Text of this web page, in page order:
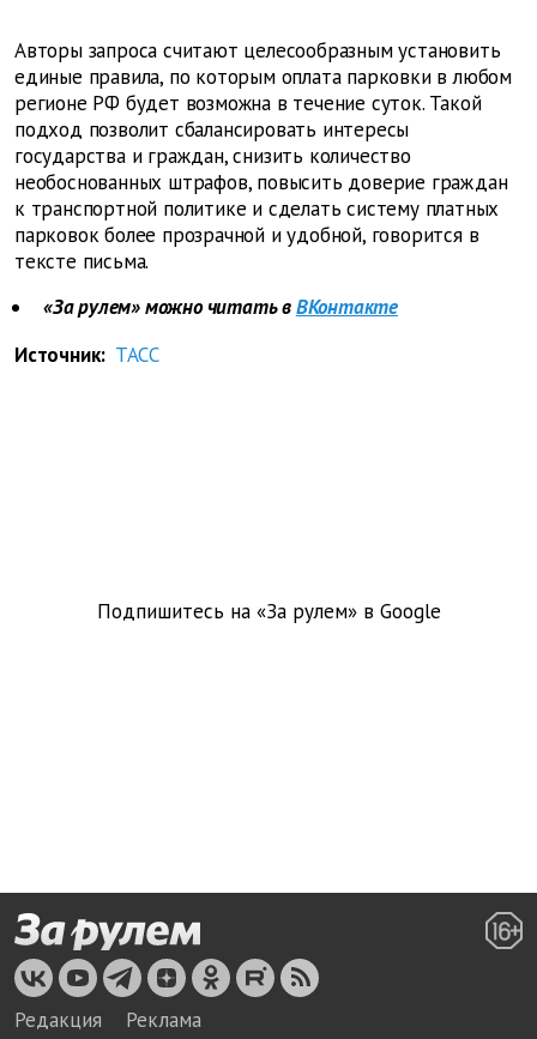
Авторы запроса считают целесообразным установить
единые правила, по которым оплата парковки в любом
регионе РФ будет возможна в течение суток. Такой
подход позволит сбалансировать интересы
государства и граждан, снизить количество
необоснованных штрафов, повысить доверие граждан
к транспортной политике и сделать систему платных
парковок более прозрачной и удобной, говорится в
тексте письма.
«За рулем» можно читать вВКонтакте
Источник: ТАСС
Подпишитесь на «За рулем» в Google
Редакция Реклама